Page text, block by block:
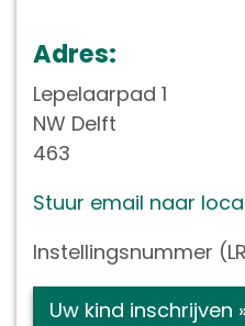
Adres:
NW Delft
463
Stuur email naar
Instellingsnummer
Uw kind inschrijven